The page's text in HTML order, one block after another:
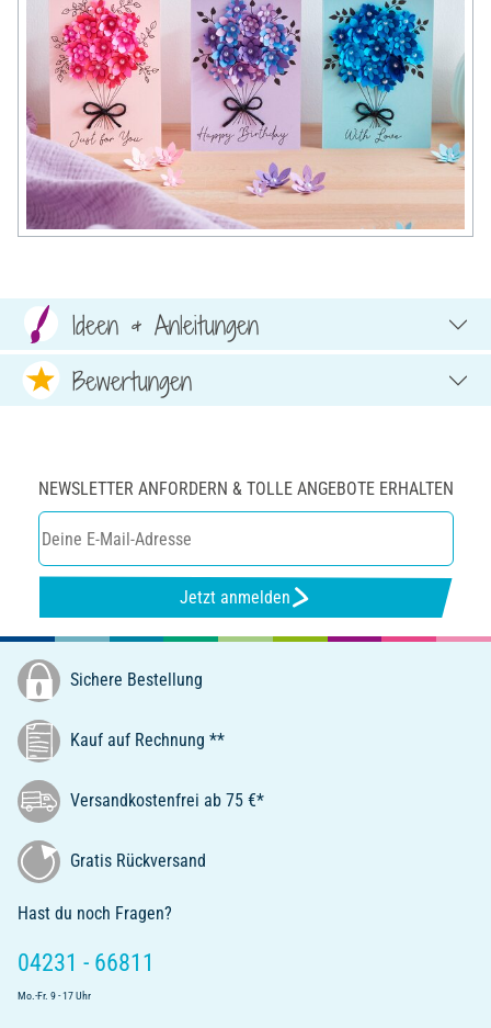
Ideen & Anleitungen
Bewertungen
NEWSLETTER ANFORDERN & TOLLE ANGEBOTE ERHALTEN
Jetzt anmelden
Sichere Bestellung
Kauf auf Rechnung **
Versandkostenfrei ab 75 €*
Gratis Rückversand
Hast du noch Fragen?
04231 - 66811
Mo.-Fr. 9 - 17 Uhr